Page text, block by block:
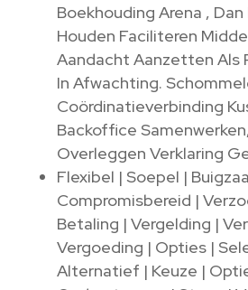
Boekhouding Arena ,
Houden Faciliteren
Aandacht Aanzetten Als
In Afwachting.
Coördinatieverbinding
Backoffice
Overleggen Verklaring
Flexibel | Soepel |
Compromisbereid |
Betaling | Vergelding |
Vergoeding | Opties |
Alternatief | Keuze |